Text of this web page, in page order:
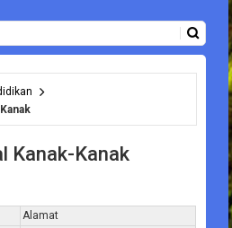
Kanak-Kanak
Alamat